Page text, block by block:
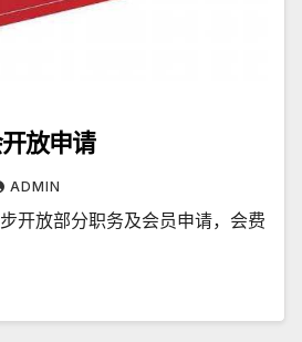
放申请
ADMIN
开放部分职务及会员申请，会费